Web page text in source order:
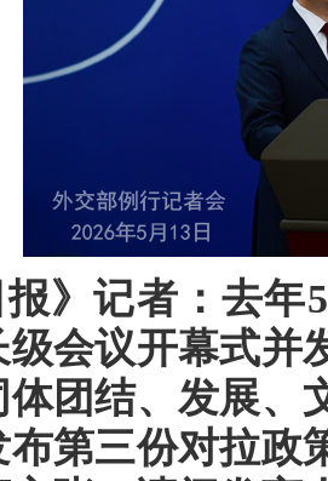
报》记者：去
会议开幕式并
团结、发展、
布第三份对拉政